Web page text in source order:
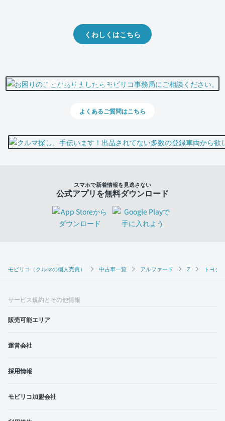
モビリコ（クルマの個人売買） 中古車一覧 アルファード Z トヨタ
くわしくはこちら
0800-500-5500
よくあるご質問はこちら
スマホで新着情報を見逃さない
公式アプリを無料ダウンロード
サービス規約とその他情報
販売可能エリア
運営会社
採用情報
モビリコ加盟会社